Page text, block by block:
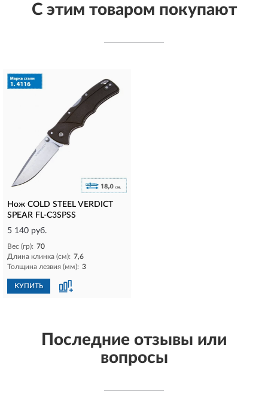
С этим товаром покупают
Нож COLD STEEL VERDICT
SPEAR FL-C3SPSS
5 140 руб.
Вес (гр): 70
Длина клинка (см): 7,6
Толщина лезвия (мм): 3
КУПИТЬ
Последние отзывы или
вопросы